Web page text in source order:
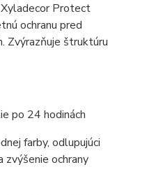
Protect
ochranu pred
Zvýrazňuje štruktúru
po 24 hodinách
farby, odlupujúci
zvýšenie ochrany